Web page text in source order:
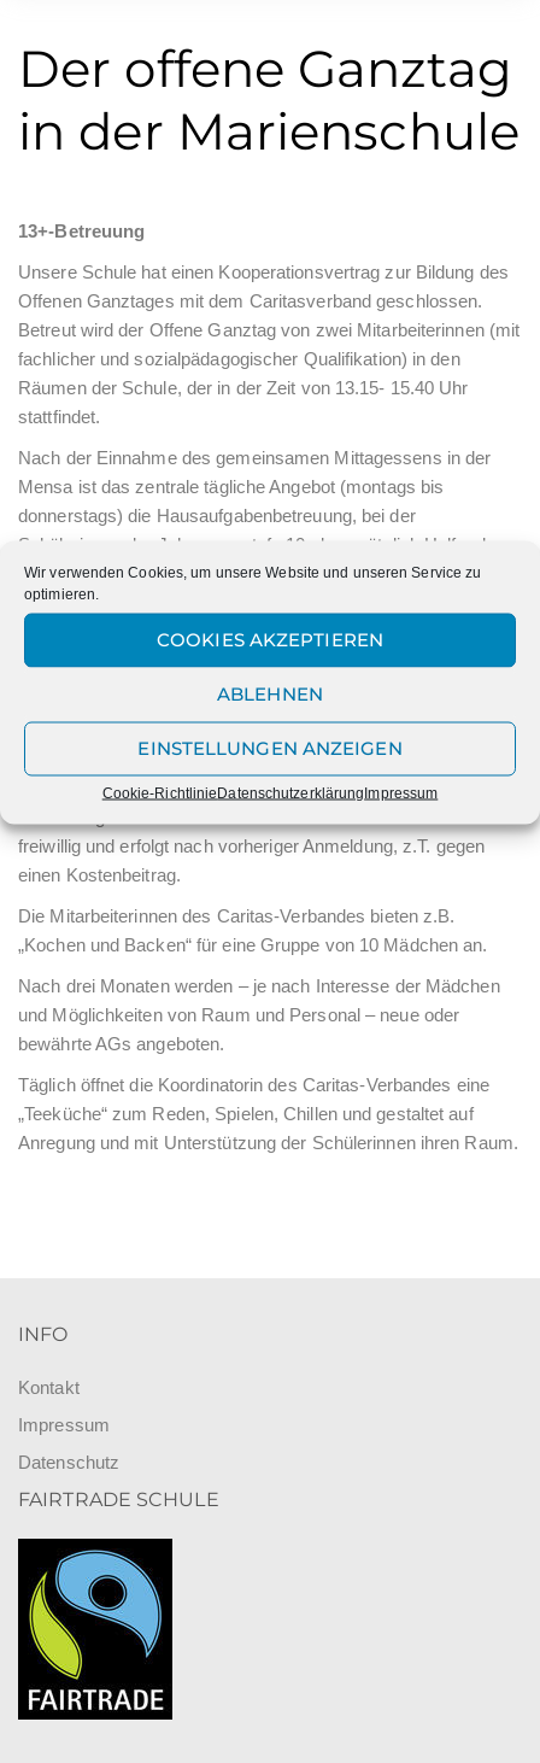
Wir verwenden Cookies, um unsere Website und unseren Service zu
optimieren.
COOKIES AKZEPTIEREN
ABLEHNEN
EINSTELLUNGEN ANZEIGEN
Cookie-RichtlinieDatenschutzerklärungImpressum
Der offene Ganztag
in der Marienschule
13+-Betreuung
Unsere Schule hat einen Kooperationsvertrag zur Bildung des
Offenen Ganztages mit dem Caritasverband geschlossen.
Betreut wird der Offene Ganztag von zwei Mitarbeiterinnen (mit
fachlicher und sozialpädagogischer Qualifikation) in den
Räumen der Schule, der in der Zeit von 13.15- 15.40 Uhr
stattfindet.
Nach der Einnahme des gemeinsamen Mittagessens in der
Mensa ist das zentrale tägliche Angebot (montags bis
donnerstags) die Hausaufgabenbetreuung, bei der
Schülerinnen der Jahrgangsstufe 10 als zusätzlich Helfende
mit dafür Sorge tragen, dass die Schülerinnen in der 13+-
Betreuung ihre Hausaufgaben korrekt anfertigen und die
Möglichkeit haben, Übungseinheiten einzulegen.
Wechselnde Quartalsangebote der Freizeitgestaltung
(Gymnastik und Tanz, Film, Beauty und Wellness, Basteln,
textiles Gestalten und Handarbeiten, Kochen und Backen, …)
richten sich nach den Bedürfnissen und Wünschen der
Schülerinnen. Die Mitarbeiter der Caritas werden hierbei von
freiwillig und erfolgt nach vorheriger Anmeldung, z.T. gegen
einen Kostenbeitrag.
Die Mitarbeiterinnen des Caritas-Verbandes bieten z.B.
„Kochen und Backen“ für eine Gruppe von 10 Mädchen an.
Nach drei Monaten werden – je nach Interesse der Mädchen
und Möglichkeiten von Raum und Personal – neue oder
bewährte AGs angeboten.
Täglich öffnet die Koordinatorin des Caritas-Verbandes eine
„Teeküche“ zum Reden, Spielen, Chillen und gestaltet auf
Anregung und mit Unterstützung der Schülerinnen ihren Raum.
INFO
Kontakt
Impressum
Datenschutz
FAIRTRADE SCHULE